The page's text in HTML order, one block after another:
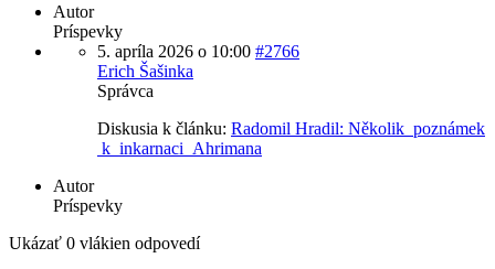
Autor
Príspevky
5. apríla 2026 o 10:00 #2766
Erich Šašinka
Správca
Diskusia k článku: Radomil Hradil: Několik poznámek
k inkarnaci Ahrimana
Autor
Príspevky
Ukázať 0 vlákien odpovedí